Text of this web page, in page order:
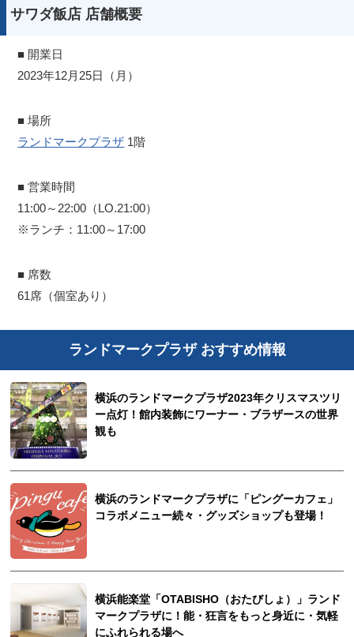
サワダ飯店 店舗概要
■ 開業日
2023年12月25日（月）
■ 場所
ランドマークプラザ 1階
■ 営業時間
11:00～22:00（LO.21:00）
※ランチ：11:00～17:00
■ 席数
61席（個室あり）
ランドマークプラザ おすすめ情報
横浜のランドマークプラザ2023年クリスマスツリ
ー点灯！館内装飾にワーナー・ブラザースの世界
観も
横浜のランドマークプラザに「ピングーカフェ」
コラボメニュー続々・グッズショップも登場！
横浜能楽堂「OTABISHO（おたびしょ）」ランド
マークプラザに！能・狂言をもっと身近に・気軽
にふれられる場へ